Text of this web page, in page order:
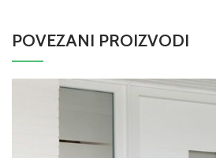
POVEZANI PROIZVODI